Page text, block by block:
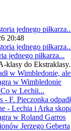
20:48
jednego piłkarza...
klasy do
w Wimbledonie,
w Wimbledonie
w Lechii...
F. Pieczonka
- Lechia i Arka
w Roland Garros
Jerzego Geberta